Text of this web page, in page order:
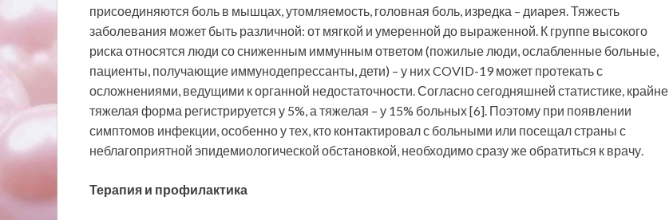
присоединяются боль в мышцах, утомляемость, головная боль, изредка – диарея. Тяжесть
заболевания может быть различной: от мягкой и умеренной до выраженной. К группе высокого
риска относятся люди со сниженным иммунным ответом (пожилые люди, ослабленные больные,
пациенты, получающие иммунодепрессанты, дети) – у них COVID-19 может протекать с
осложнениями, ведущими к органной недостаточности. Согласно сегодняшней статистике, крайне
тяжелая форма регистрируется у 5%, а тяжелая – у 15% больных [6]. Поэтому при появлении
симптомов инфекции, особенно у тех, кто контактировал с больными или посещал страны с
неблагоприятной эпидемиологической обстановкой, необходимо сразу же обратиться к врачу.
Терапия и профилактика